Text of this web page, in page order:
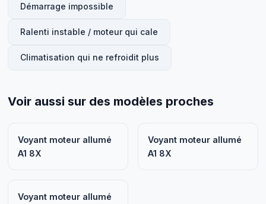
Démarrage impossible
Ralenti instable / moteur qui cale
Climatisation qui ne refroidit plus
Voir aussi sur des modèles proches
Voyant moteur allumé
A1 8X
Voyant moteur allumé
A1 8X
Voyant moteur allumé